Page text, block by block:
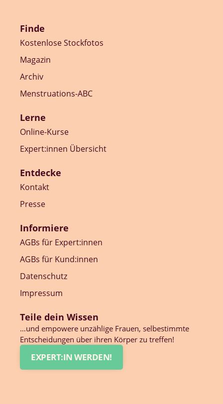
Finde
Kostenlose Stockfotos
Magazin
Archiv
Menstruations-ABC
Lerne
Online-Kurse
Expert:innen Übersicht
Entdecke
Kontakt
Presse
Informiere
AGBs für Expert:innen
AGBs für Kund:innen
Datenschutz
Impressum
Teile dein Wissen
…und empowere unzählige Frauen, selbestimmte
Entscheidungen über ihren Körper zu treffen!
EXPERT:IN WERDEN!